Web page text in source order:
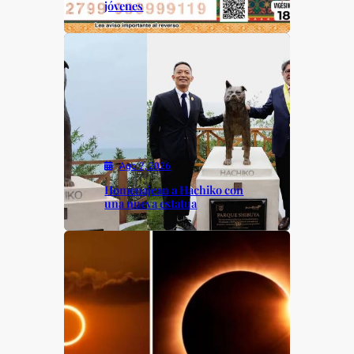
jóvenes
Ago 7, 2026
Homenajean a Hachiko con
una nueva estatua